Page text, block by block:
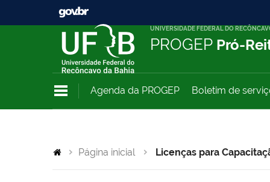
UNIVERSIDADE FEDERAL DO
PROGEP Pró-
Agenda da PROGEP Boletim de
Página inicial Licenças para